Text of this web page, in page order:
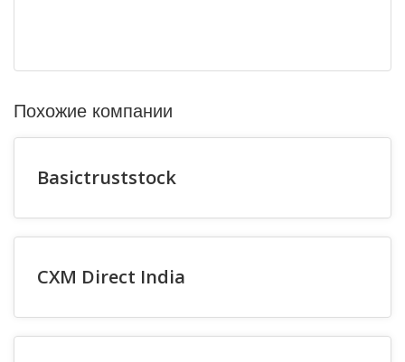
Похожие компании
Basictruststock
CXM Direct India